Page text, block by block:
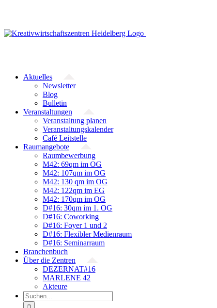
Aktuelles
Newsletter
Blog
Bulletin
Veranstaltungen
Veranstaltung planen
Veranstaltungskalender
Café Leitstelle
Raumangebote
Raumbewerbung
M42: 69qm im OG
M42: 107qm im OG
M42: 130 qm im OG
M42: 122qm im EG
M42: 170qm im OG
D#16: 30qm im 1. OG
D#16: Coworking
D#16: Foyer 1 und 2
D#16: Flexibler Medienraum
D#16: Seminarraum
Branchenbuch
Über die Zentren
DEZERNAT#16
MARLENE 42
Akteure
Suche
nach: